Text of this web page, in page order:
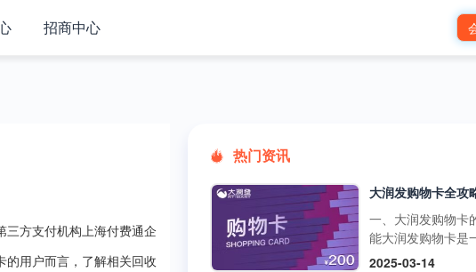
招商中心
三方支付机构上海付费通企
的用户而言，了解相关回收
热门资讯
一、大润发购物卡
能大润发购物卡是
预付卡，可在大润
2025-03-14